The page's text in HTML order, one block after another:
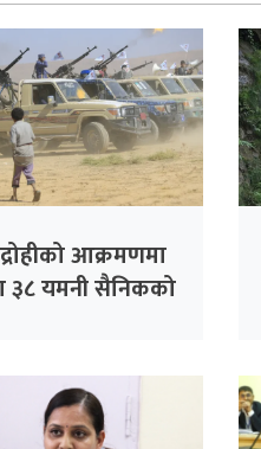
आक्रमणमा
३८ यमनी सैनिकको